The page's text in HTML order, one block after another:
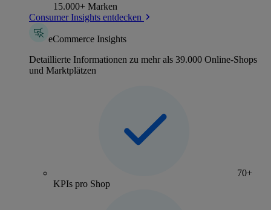
15.000+ Marken
Consumer Insights entdecken
eCommerce Insights
Detaillierte Informationen zu mehr als 39.000 Online-Shops
und Marktplätzen
70+
KPIs pro Shop